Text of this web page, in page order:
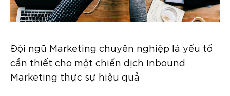
Đội ngũ Marketing chuyên nghiệp là yếu tố
cần thiết cho một chiến dịch Inbound
Marketing thực sự hiệu quả